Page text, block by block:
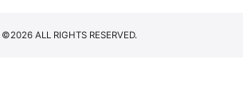
©2026 ALL RIGHTS RESERVED.